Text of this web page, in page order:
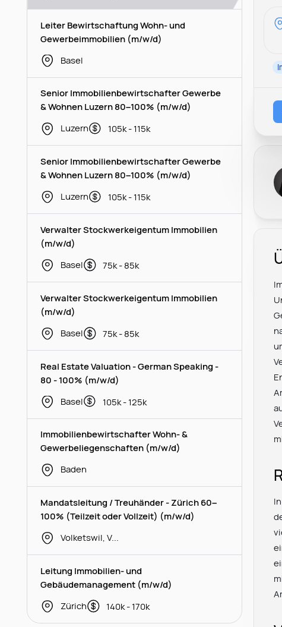
Leiter Bewirtschaftung Wohn- und
Gewerbeimmobilien (m/w/d)
Basel
Senior Immobilienbewirtschafter Gewerbe
& Wohnen Luzern 80–100% (m/w/d)
Luzern
105k - 115k
Senior Immobilienbewirtschafter Gewerbe
& Wohnen Luzern 80–100% (m/w/d)
Luzern
105k - 115k
Verwalter Stockwerkeigentum Immobilien
(m/w/d)
Basel
75k - 85k
Verwalter Stockwerkeigentum Immobilien
(m/w/d)
Basel
75k - 85k
Real Estate Valuation - German Speaking -
80 - 100% (m/w/d)
Basel
105k - 125k
Immobilienbewirtschafter Wohn- &
Gewerbeliegenschaften (m/w/d)
Baden
Mandatsleitung / Treuhänder - Zürich 60–
100% (Teilzeit oder Vollzeit) (m/w/d)
Volketswil, Volketswil
Leitung Immobilien- und
Gebäudemanagement (m/w/d)
Zürich
140k - 170k